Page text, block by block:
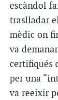
escàndol
traslladar
mèdic on
va
certifiqués
per una
va reeixir